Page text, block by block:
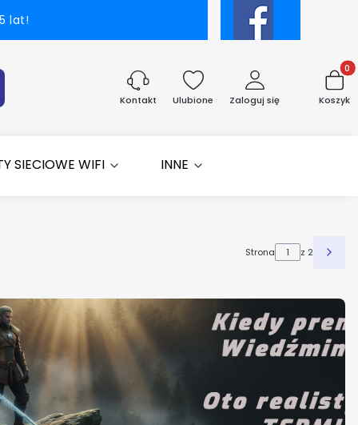
lat!
Kontakt Ulubione Zaloguj się Koszyk
SIECIOWE WIFI INNE
Strona z 2